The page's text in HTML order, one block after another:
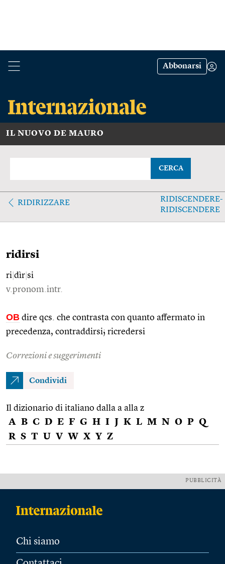
Abbonarsi
IL NUOVO DE MAURO
CERCA
RIDIRIZZARE
RIDISCENDERE-
RIDISCENDERE
ridirsi
ri dìr si
v.pronom.intr.
OB dire qcs. che contrasta con quanto affermato in
precedenza, contraddirsi; ricredersi
Correzioni e suggerimenti
Condividi
Il dizionario di italiano dalla a alla z
A B C D E F G H I J K L M N O P Q
R S T U V W X Y Z
PUBBLICITÀ
Chi siamo